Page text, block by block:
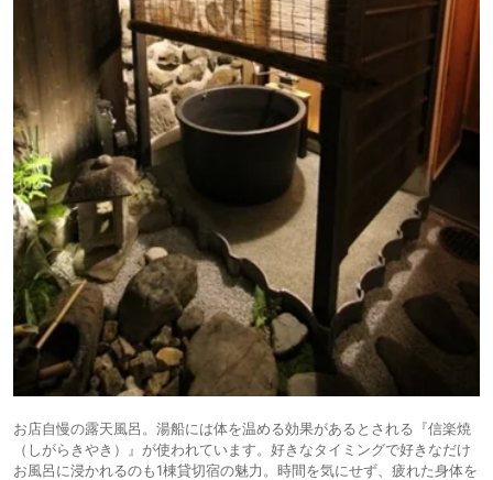
お店自慢の露天風呂。湯船には体を温める効果があるとされる『信楽焼
（しがらきやき）』が使われています。好きなタイミングで好きなだけ
お風呂に浸かれるのも1棟貸切宿の魅力。時間を気にせず、疲れた身体を